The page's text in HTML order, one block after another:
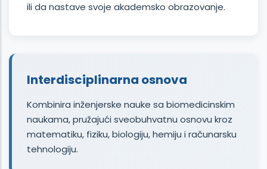
ili da nastave svoje akademsko obrazovanje.
Interdisciplinarna osnova
Kombinira inženjerske nauke sa biomedicinskim
naukama, pružajući sveobuhvatnu osnovu kroz
matematiku, fiziku, biologiju, hemiju i računarsku
tehnologiju.